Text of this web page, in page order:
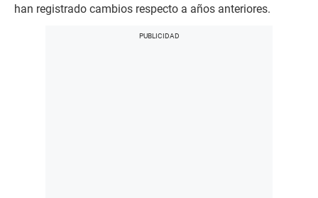
han registrado cambios respecto a años anteriores.